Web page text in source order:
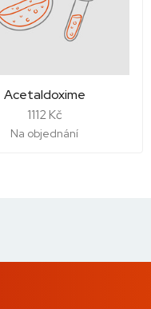
Acetaldoxime
1112 Kč
Na objednání